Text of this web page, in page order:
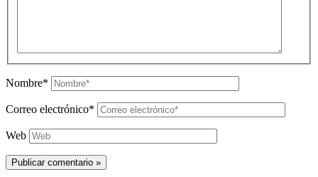
Nombre*
Correo electrónico*
Web